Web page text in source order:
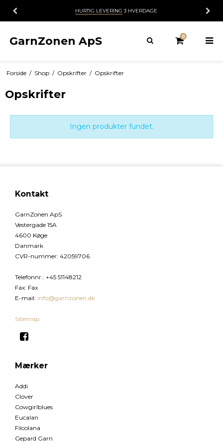
HURTIG LEVERING 3 HVERDAGE
GarnZonen ApS 0
Forside / Shop / Opskrifter / Opskrifter
Opskrifter
Ingen produkter fundet.
Kontakt
GarnZonen ApS
Vestergade 15A
4600 Køge
Danmark
CVR-nummer: 42059706
Telefonnr.: +45 51148212
Fax: Fax
E-mail: info@garnzonen.dk
Sitemap
Mærker
Addi
Clover
Cowgirlblues
Eucalan
Filcolana
Gepard Garn